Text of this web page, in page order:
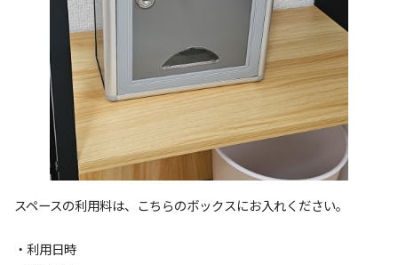
スペースの利用料は、こちらのボックスにお入れください。
・利用日時